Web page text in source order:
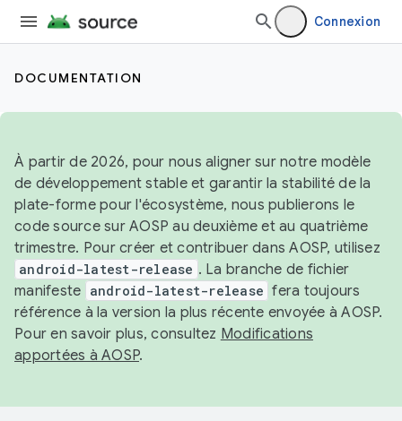
Connexion
DOCUMENTATION
À partir de 2026, pour nous aligner sur notre modèle
de développement stable et garantir la stabilité de la
plate-forme pour l'écosystème, nous publierons le
code source sur AOSP au deuxième et au quatrième
trimestre. Pour créer et contribuer dans AOSP, utilisez
android-latest-release . La branche de fichier
manifeste android-latest-release fera toujours
référence à la version la plus récente envoyée à AOSP.
Pour en savoir plus, consultez Modifications
apportées à AOSP.